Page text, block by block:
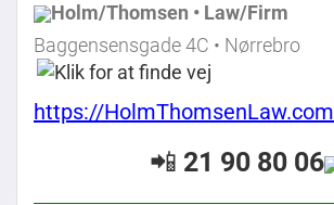
Holm/Thomsen • Law/Firm
Baggensensgade 4C • Nørrebro
https://HolmThomsenLaw.com
📲 21 90 80 06